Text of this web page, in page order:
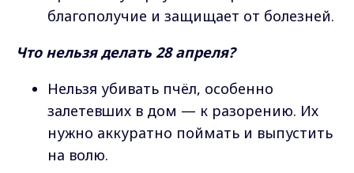
благополучие и защищает от болезней.
Что нельзя делать 28 апреля?
Нельзя убивать пчёл, особенно
залетевших в дом — к разорению. Их
нужно аккуратно поймать и выпустить
на волю.